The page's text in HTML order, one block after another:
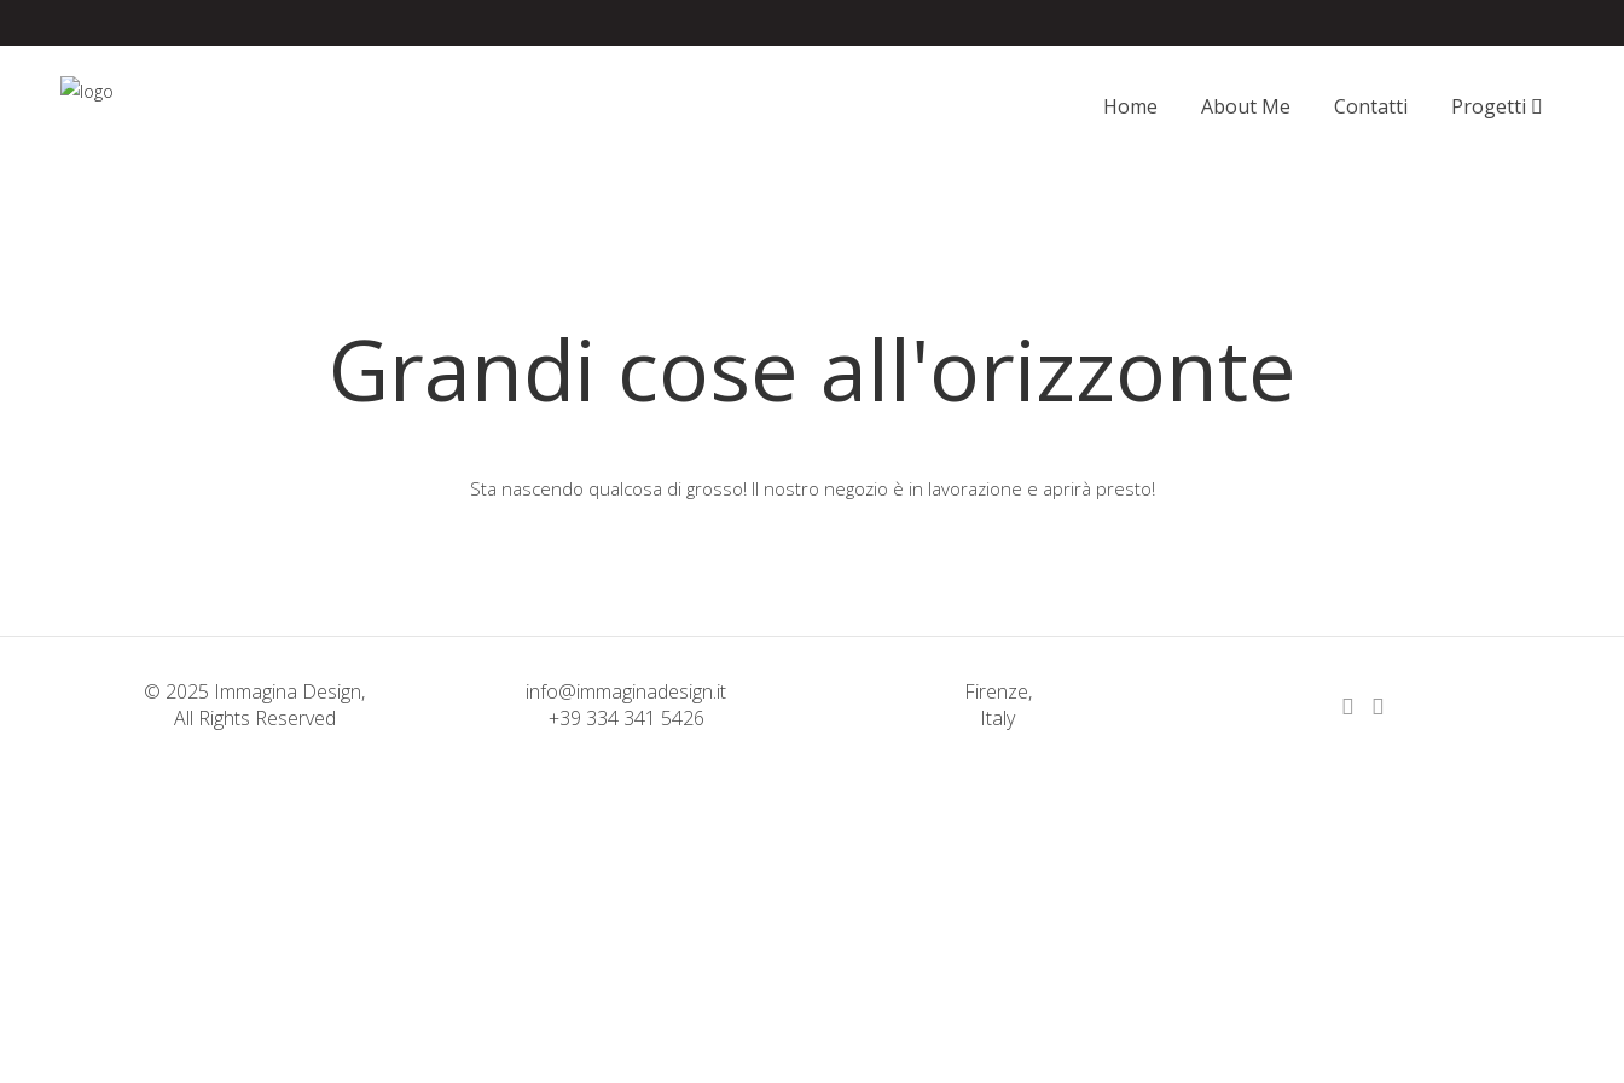
Home About Me Contatti Progetti
Grandi cose all'orizzonte
Sta nascendo qualcosa di grosso! Il nostro negozio è in lavorazione e aprirà presto!
© 2025 Immagina Design,
All Rights Reserved
info@immaginadesign.it
+39 334 341 5426
Firenze,
Italy